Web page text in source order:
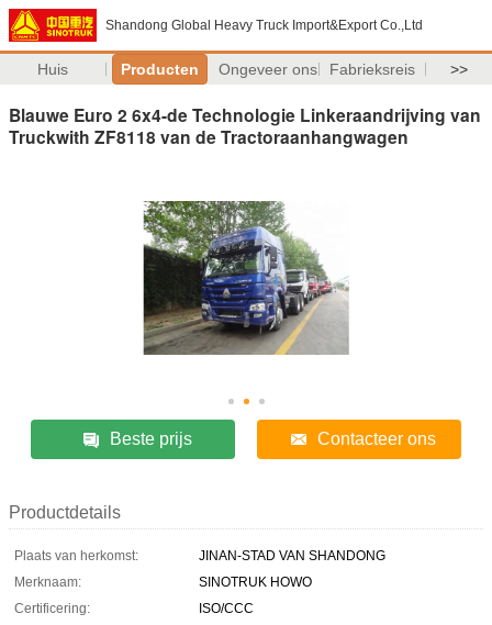
Shandong Global Heavy Truck Import&Export Co.,Ltd
Huis Producten Ongeveer ons Fabrieksreis >>
Blauwe Euro 2 6x4-de Technologie Linkeraandrijving van
Truckwith ZF8118 van de Tractoraanhangwagen
Beste prijs Contacteer ons
Productdetails
Plaats van herkomst:
JINAN-STAD VAN SHANDONG
Merknaam:
SINOTRUK HOWO
Certificering:
ISO/CCC